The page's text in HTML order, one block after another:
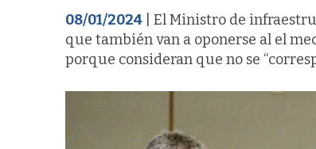
08/01/2024 | El Ministro de
que también van a oponerse al el
porque consideran que no se